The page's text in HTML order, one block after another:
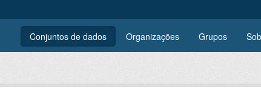
Conjuntos de dados Organizações Grupos